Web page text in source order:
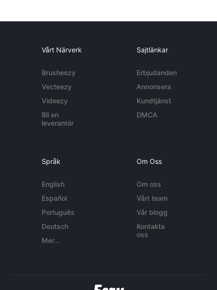
Vårt Närverk
Brusheezy
Vecteezy
Videezy
Bli en
leverantör
Sajtlänkar
Erbjudanden
Annonsera
Kundtjänst
DMCA
Språk
English
Español
Português
Deutsch
Mer...
Om Oss
Om oss
Vårt team
Vår blogg
Kontakta
oss